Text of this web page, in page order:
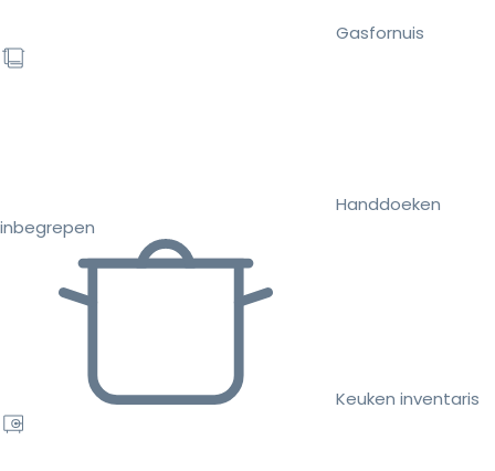
Gasfornuis
Handdoeken
inbegrepen
Keuken inventaris